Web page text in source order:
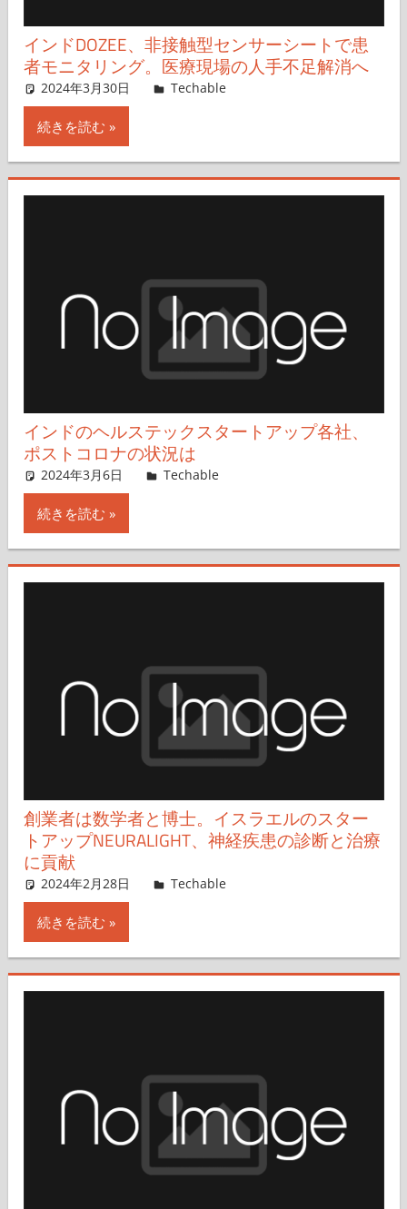
インドDOZEE、非接触型センサーシートで患
者モニタリング。医療現場の人手不足解消へ
2024年3月30日 Techable編集部
Techable
続きを読む
インドのヘルステックスタートアップ各社、
ポストコロナの状況は
2024年3月6日 Techable編集部
Techable
続きを読む
創業者は数学者と博士。イスラエルのスター
トアップNEURALIGHT、神経疾患の診断と治療
に貢献
2024年2月28日 Techable編集部
Techable
続きを読む